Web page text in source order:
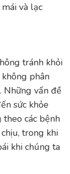
và lạc
tránh khỏi
phân
Những vấn đề
sức khỏe
theo các bệnh
trong khi
khi chúng ta